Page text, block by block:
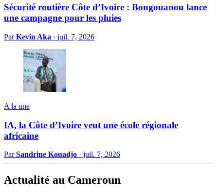
Sécurité routière Côte d’Ivoire : Bongouanou lance
une campagne pour les pluies
ParKevin Aka · juil. 7, 2026
A la une
IA, la Côte d’Ivoire veut une école régionale
africaine
ParSandrine Kouadjo · juil. 7, 2026
Actualité au Cameroun